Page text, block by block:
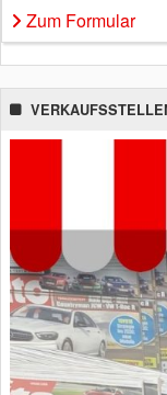
Zum Formular